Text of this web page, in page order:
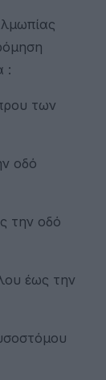
:
των
οδό
την οδό
έως την